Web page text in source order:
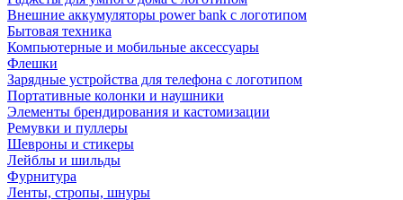
Внешние аккумуляторы power bank с логотипом
Бытовая техника
Компьютерные и мобильные аксессуары
Флешки
Зарядные устройства для телефона с логотипом
Портативные колонки и наушники
Элементы брендирования и кастомизации
Ремувки и пуллеры
Шевроны и стикеры
Лейблы и шильды
Фурнитура
Ленты, стропы, шнуры